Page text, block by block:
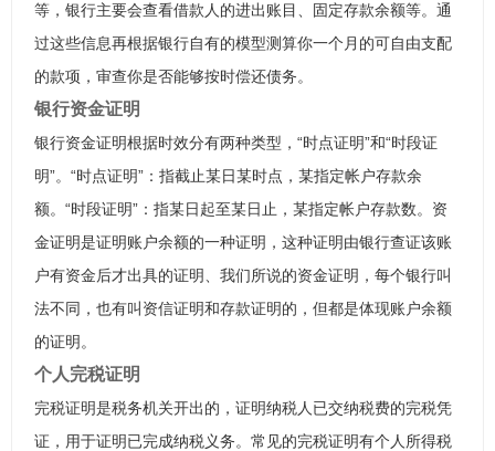
等，银行主要会查看借款人的进出账目、固定存款余额等。通
过这些信息再根据银行自有的模型测算你一个月的可自由支配
的款项，审查你是否能够按时偿还债务。
银行资金证明
银行资金证明根据时效分有两种类型，“时点证明”和“时段证
明”。“时点证明”：指截止某日某时点，某指定帐户存款余
额。“时段证明”：指某日起至某日止，某指定帐户存款数。资
金证明是证明账户余额的一种证明，这种证明由银行查证该账
户有资金后才出具的证明、我们所说的资金证明，每个银行叫
法不同，也有叫资信证明和存款证明的，但都是体现账户余额
的证明。
个人完税证明
完税证明是税务机关开出的，证明纳税人已交纳税费的完税凭
证，用于证明已完成纳税义务。常见的完税证明有个人所得税